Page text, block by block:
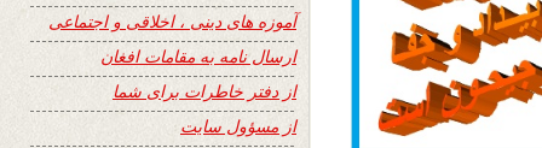
آموزه های دینی ، اخلاقی و اجتماعی
ارسال نامه به مقامات افغان
از دفتر خاطرات برای شما
از مسؤول سایت